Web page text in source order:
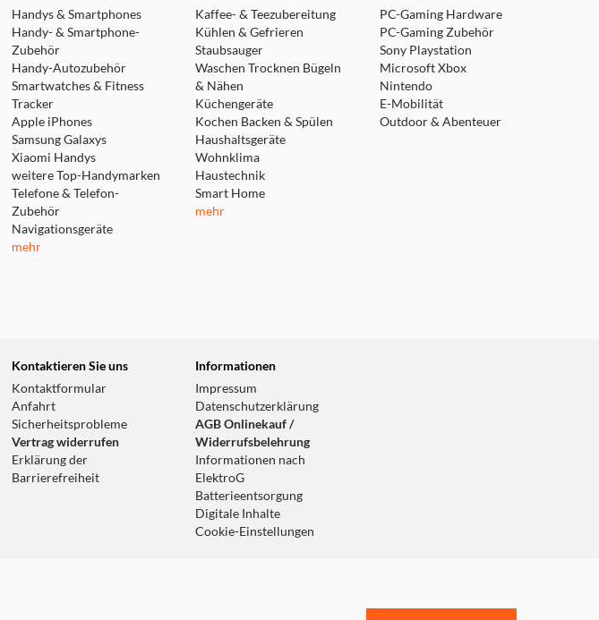
Handys & Smartphones
Handy- & Smartphone-
Zubehör
Handy-Autozubehör
Smartwatches & Fitness
Tracker
Apple iPhones
Samsung Galaxys
Xiaomi Handys
weitere Top-Handymarken
Telefone & Telefon-
Zubehör
Navigationsgeräte
mehr
Kaffee- & Teezubereitung
Kühlen & Gefrieren
Staubsauger
Waschen Trocknen Bügeln
& Nähen
Küchengeräte
Kochen Backen & Spülen
Haushaltsgeräte
Wohnklima
Haustechnik
Smart Home
mehr
PC-Gaming Hardware
PC-Gaming Zubehör
Sony Playstation
Microsoft Xbox
Nintendo
E-Mobilität
Outdoor & Abenteuer
Kontaktieren Sie uns
Kontaktformular
Anfahrt
Sicherheitsprobleme
Vertrag widerrufen
Erklärung der
Barrierefreiheit
Informationen
Impressum
Datenschutzerklärung
AGB Onlinekauf /
Widerrufsbelehrung
Informationen nach
ElektroG
Batterieentsorgung
Digitale Inhalte
Cookie-Einstellungen